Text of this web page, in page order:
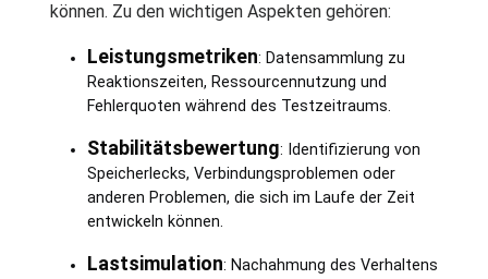
können. Zu den wichtigen Aspekten gehören:
Leistungsmetriken: Datensammlung zu
Reaktionszeiten, Ressourcennutzung und
Fehlerquoten während des Testzeitraums.
Stabilitätsbewertung: Identifizierung von
Speicherlecks, Verbindungsproblemen oder
anderen Problemen, die sich im Laufe der Zeit
entwickeln können.
Lastsimulation: Nachahmung des Verhaltens